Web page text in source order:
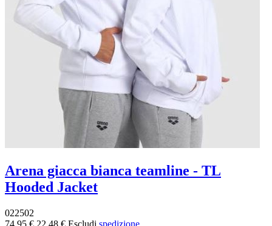
Arena giacca bianca teamline - TL
Hooded Jacket
022502
74,95 € 22,48 € Escludi spedizione